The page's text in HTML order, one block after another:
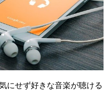
にせず好きな音楽が聴ける